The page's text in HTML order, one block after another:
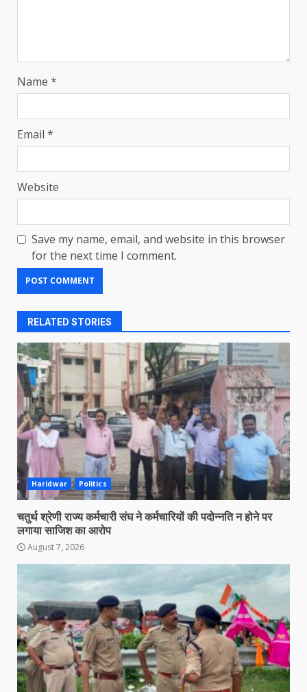
Name *
Email *
Website
Save my name, email, and website in this browser
for the next time I comment.
RELATED STORIES
Haridwar Politics
चतुर्थ श्रेणी राज्य कर्मचारी संघ ने कर्मचारियों की पदोन्नति न होने पर
लगाया साजिश का आरोप
August 7, 2026